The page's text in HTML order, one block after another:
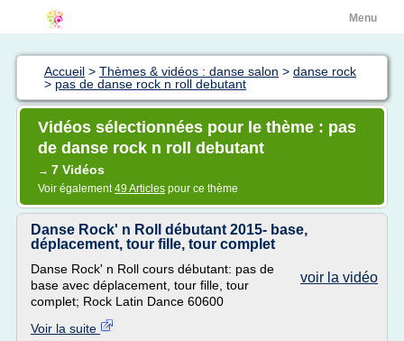
Menu
Accueil > Thèmes & vidéos : danse salon > danse rock
> pas de danse rock n roll debutant
Vidéos sélectionnées pour le thème : pas
de danse rock n roll debutant
→ 7 Vidéos
Voir également49 Articles pour ce thème
Danse Rock' n Roll débutant 2015- base,
déplacement, tour fille, tour complet
voir la vidéo
Danse Rock' n Roll cours débutant: pas de
base avec déplacement, tour fille, tour
complet; Rock Latin Dance 60600
Voir la suite